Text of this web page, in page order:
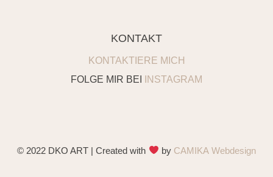
KONTAKT
KONTAKTIERE MICH
FOLGE MIR BEI
INSTAGRAM
© 2022 DKO ART | Created with by CAMIKA Webdesign